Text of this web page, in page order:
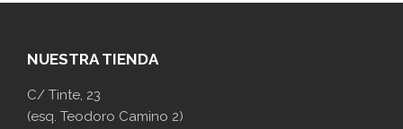
NUESTRA TIENDA
C/ Tinte, 23
(esq. Teodoro Camino 2)